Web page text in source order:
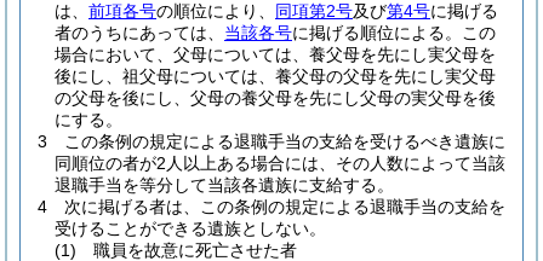
は、 前項各号の順位により、 同項第2号及び第4号に掲げる
者のうちにあっては、 当該各号に掲げる順位による。
この
場合において、父母については、養父母を先にし実父母を
後にし、祖父母については、養父母の父母を先にし実父母
の父母を後にし、父母の養父母を先にし父母の実父母を後
にする。
3
この条例の規定による退職手当の支給を受けるべき遺族に
同順位の者が2人以上ある場合には、その人数によって当該
退職手当を等分して当該各遺族に支給する。
4
次に掲げる者は、この条例の規定による退職手当の支給を
受けることができる遺族としない。
(1)
職員を故意に死亡させた者